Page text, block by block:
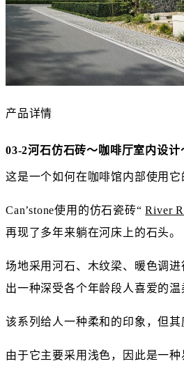
产品详情
03-2河石仿石砖～咖啡厅室内设计
这是一个如何在咖啡馆内部使用它
Can’stone使用的仿石瓷砖“River
再现了多年来躺在河床上的石头。
场地采用河石、木纹梁、暖色调
出一种深受各个年龄段人喜爱的温
该系列给人一种柔和的印象，但
由于它主要采用浅色，因此是一种